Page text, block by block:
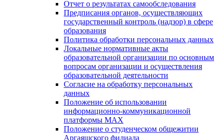
Отчет о результатах самообследования
Предписания органов, осуществляющих
государственный контроль (надзор) в сфере
образования
Политика обработки персональных данных
Локальные нормативные акты
образовательной организации по основным
вопросам организации и осуществления
образовательной деятельности
Согласие на обработку персональных
данных
Положение об использовании
информационно-коммуникационной
платформы MAX
Положение о студенческом общежитии
Аргаяшского филиала